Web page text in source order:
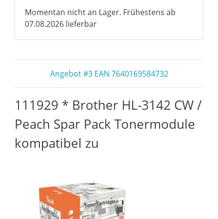
Momentan nicht an Lager. Frühestens ab
07.08.2026 lieferbar
Angebot #3 EAN 7640169584732
111929 * Brother HL-3142 CW /
Peach Spar Pack Tonermodule
kompatibel zu